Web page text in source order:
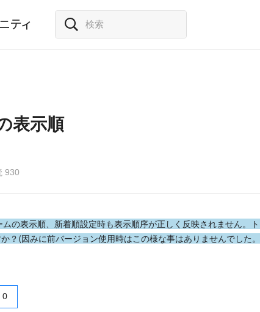
表示順
930
の表示順、新着順設定時も表示順序が正しく反映されません。
？(因みに前バージョン使用時はこの様な事はありませんでした
0